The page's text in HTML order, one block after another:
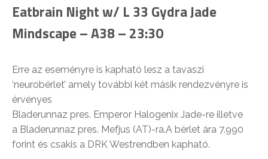
Eatbrain Night w/ L 33 Gydra Jade
Mindscape – A38 – 23:30
Erre az eseményre is kapható lesz a tavaszi
‘neurobérlet’ amely további két másik rendezvényre is
érvényes
Bladerunnaz pres. Emperor Halogenix Jade-re illetve
a Bladerunnaz pres. Mefjus (AT)-ra.A bérlet ára 7.990
forint és csakis a DRK Westrendben kapható.